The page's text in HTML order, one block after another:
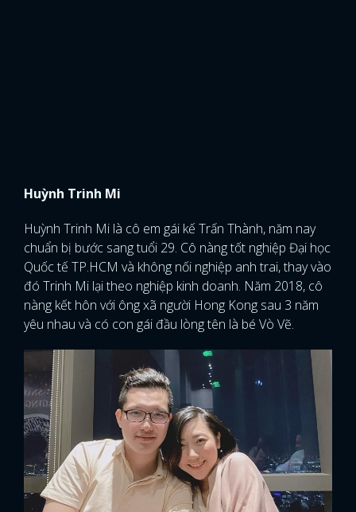
Huỳnh Trinh Mi
Huỳnh Trinh Mi là cô em gái kế Trấn Thành, năm nay
chuẩn bị bước sang tuổi 29. Cô nàng tốt nghiệp Đại học
Quốc tế TP.HCM và không nối nghiệp anh trai, thay vào
đó Trinh Mi lại theo nghiệp kinh doanh. Năm 2018, cô
nàng kết hôn với ông xã người Hong Kong sau 3 năm
yêu nhau và có con gái đầu lòng tên là bé Vò Vẽ.